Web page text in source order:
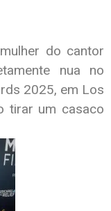
do cantor
nua no
2025, em Los
tirar um casaco